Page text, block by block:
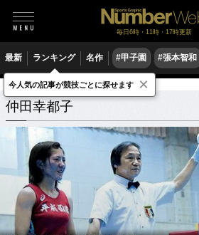
毎日6時・11時・17時更新
最新 ランキング 名作 #甲子園 #張本智和
仲田幸都子 関連記事
仲田幸都子
今人気の記事が競技ごとに探せます ×